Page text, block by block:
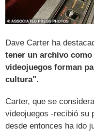
Dave Carter ha
tener un archivo
videojuegos forman
cultura".
Carter, que se
videojuegos -recibió su
desde entonces ha ido